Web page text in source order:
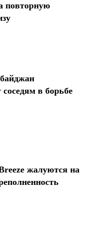
повторную
в борьбе
жалуются на